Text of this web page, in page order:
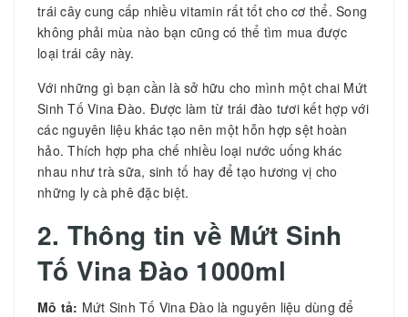
trái cây cung cấp nhiều vitamin rất tốt cho cơ thể. Song
không phải mùa nào bạn cũng có thể tìm mua được
loại trái cây này.
Với những gì bạn cần là sở hữu cho mình một chai Mứt
Sinh Tố Vina Đào. Được làm từ trái đào tươi kết hợp với
các nguyên liệu khác tạo nên một hỗn hợp sệt hoàn
hảo. Thích hợp pha chế nhiều loại nước uống khác
nhau như trà sữa, sinh tố hay để tạo hương vị cho
những ly cà phê đặc biệt.
2. Thông tin về Mứt Sinh
Tố Vina Đào 1000ml
Mô tả: Mứt Sinh Tố Vina Đào là nguyên liệu dùng để